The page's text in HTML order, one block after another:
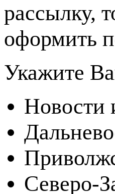
рассылку,
оформить
Укажите
Новости
Северо-